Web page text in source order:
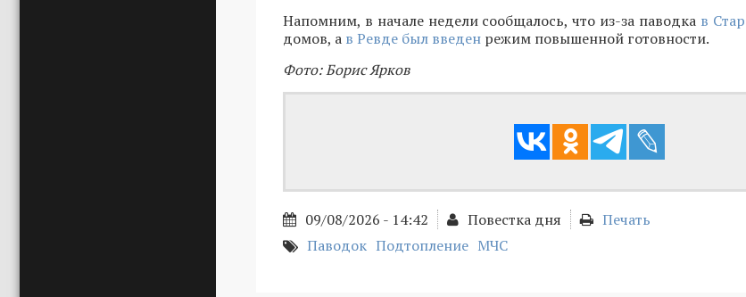
Напомним, в начале недели сообщалось, что из-за паводка в
домов, а в Ревде был введен режим повышенной готовности.
Фото: Борис Ярков
09/08/2026 - 14:42 Повестка дня
Печать
Паводок Подтопление МЧС